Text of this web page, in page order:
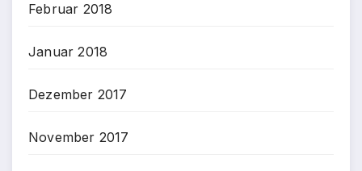
Februar 2018
Januar 2018
Dezember 2017
November 2017